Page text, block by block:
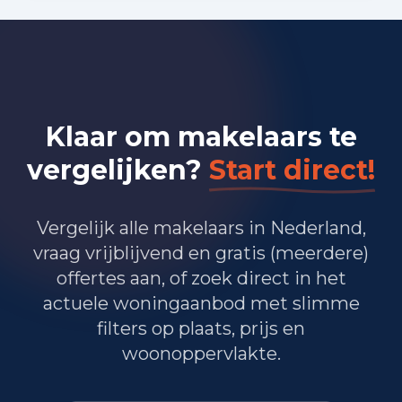
Bedrijvigheid in Waalre (2025)
Zakelijke dienstverlening 825
Overheid, onderwijs en zorg 505
Landbouw, bosbouw en visserij 25
Vervoer, informatie en communicatie 165
Financiele diensten en onroerendgoed 220
Cultuur, recreatie en overige diensten
Klaar om makelaars te
vergelijken? Start direct!
Vergelijk alle makelaars in Nederland,
vraag vrijblijvend en gratis (meerdere)
offertes aan, of zoek direct in het
actuele woningaanbod met slimme
filters op plaats, prijs en
woonoppervlakte.